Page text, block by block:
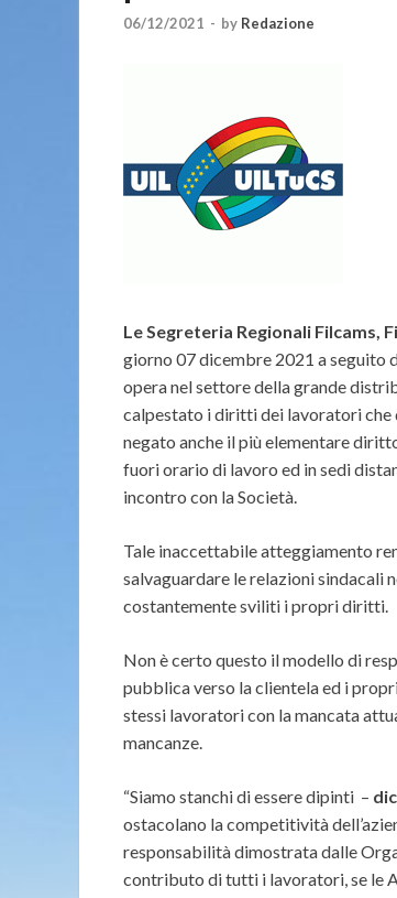
06/12/2021 - by Redazione
Le Segreteria Regionali Filcams,
giorno 07 dicembre 2021 a seguito
opera nel settore della grande
calpestato i diritti dei lavoratori che
negato anche il più elementare
fuori orario di lavoro ed in sedi
incontro con la Società.
Tale inaccettabile atteggiamento
salvaguardare le relazioni sindacali
costantemente sviliti i propri diritti.
Non è certo questo il modello di
pubblica verso la clientela ed i
stessi lavoratori con la mancata
mancanze.
“Siamo stanchi di essere dipinti –
ostacolano la competitività
responsabilità dimostrata dalle
contributo di tutti i lavoratori, se le